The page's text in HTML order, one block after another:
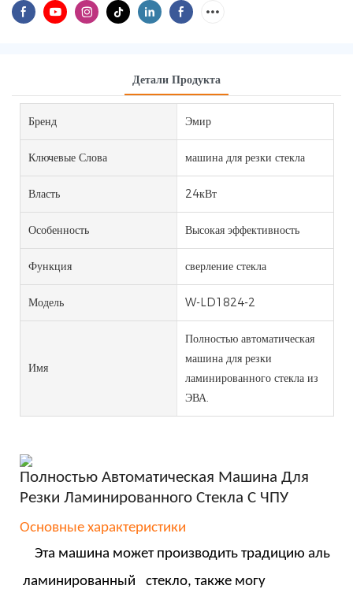
Детали Продукта
Бренд Эмир
Ключевые Слова машина для резки стекла
Власть 24кВт
Особенность Высокая эффективность
Функция сверление стекла
Модель W-LD1824-2
Имя
Полностью автоматическая
машина для резки
ламинированного стекла из
ЭВА.
Полностью Автоматическая Машина Для
Резки Ламинированного Стекла С ЧПУ
Основные характеристики
Эта машина может производить традицию аль
ламинированный
стекло,также могу